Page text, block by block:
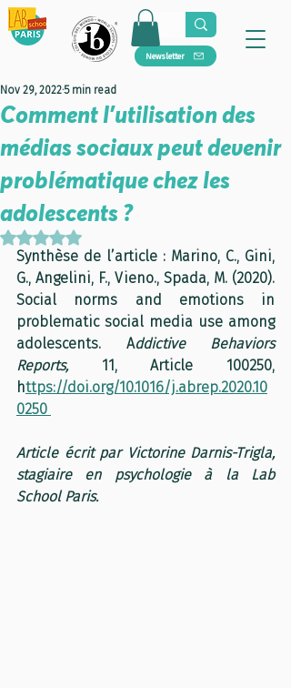
Newsletter
Comment l’utilisation des
médias sociaux peut devenir
problématique chez les
adolescents ?
Nov 29, 20225 min read
Rated NaN out of 5 stars.
Synthèse de l’article : Marino, C., Gini,
G., Angelini, F., Vieno., Spada, M. (2020).
Social norms and emotions in
problematic social media use among
adolescents. Addictive Behaviors
Reports, 11, Article 100250,
https://doi.org/10.1016/j.abrep.2020.10
0250
Article écrit par Victorine Darnis-Trigla,
stagiaire en psychologie à la Lab
School Paris.